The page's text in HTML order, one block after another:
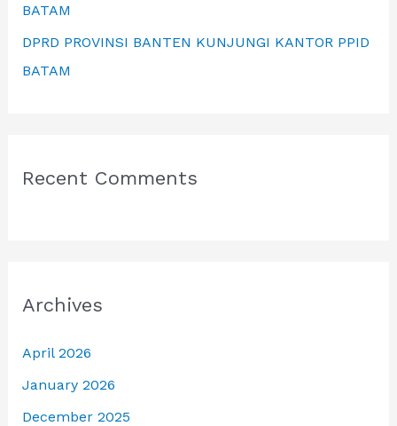
BATAM
DPRD PROVINSI BANTEN KUNJUNGI KANTOR PPID
BATAM
Recent Comments
Archives
April 2026
January 2026
December 2025